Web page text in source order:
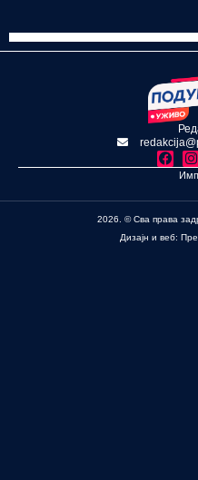
2026. © Сва права
Дизајн и веб: